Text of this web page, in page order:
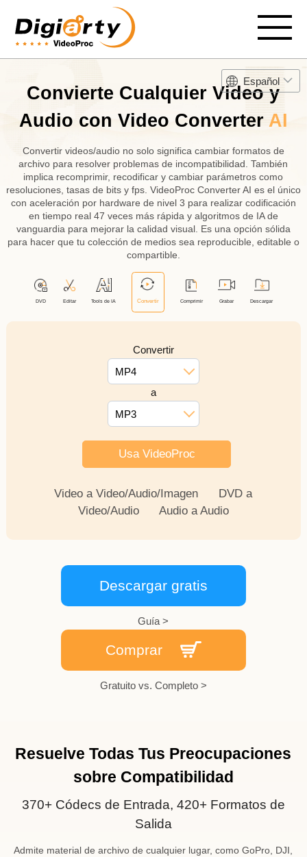
Español
Convierte Cualquier Video y
Audio con Video Converter AI
Convertir videos/audio no solo significa cambiar formatos de
archivo para resolver problemas de incompatibilidad. También
implica recomprimir, recodificar y cambiar parámetros como
resoluciones, tasas de bits y fps. VideoProc Converter AI es el único
con aceleración por hardware de nivel 3 para realizar codificación
en tiempo real 47 veces más rápida y algoritmos de IA de
vanguardia para mejorar la calidad visual. Es una opción sólida
para hacer que tu colección de medios sea reproducible, editable o
compartible.
DVD Editar Tools de IA
Convertir
MP4
a
MP3
Usa VideoProc
Video a Video/Audio/Imagen
DVD a
Video/Audio
Audio a Audio
Descargar gratis
Guía >
Comprar
Gratuito vs. Completo >
Resuelve Todas Tus Preocupaciones
sobre Compatibilidad
370+ Códecs de Entrada, 420+ Formatos de
Salida
Admite material de archivo de cualquier lugar, como GoPro, DJI,